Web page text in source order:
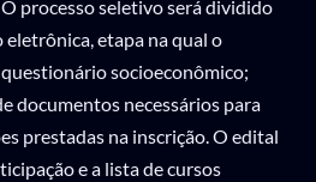
processo seletivo será dividido
etapa na qual o
socioeconômico;
documentos necessários para
prestadas na inscrição. O edital
e a lista de cursos